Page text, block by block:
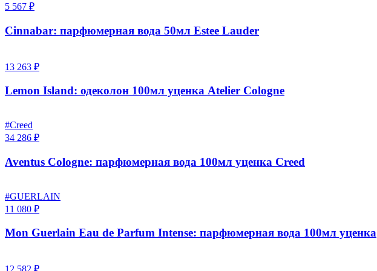
5 567 ₽
Cinnabar: парфюмерная вода 50мл Estee Lauder
13 263 ₽
Lemon Island: одеколон 100мл уценка Atelier Cologne
#Creed
34 286 ₽
Aventus Cologne: парфюмерная вода 100мл уценка Creed
#GUERLAIN
11 080 ₽
Mon Guerlain Eau de Parfum Intense: парфюмерная вода 100мл уценка
12 582 ₽